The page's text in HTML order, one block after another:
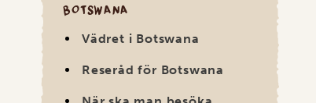
BOTSWANA
Vädret i Botswana
Reseråd för Botswana